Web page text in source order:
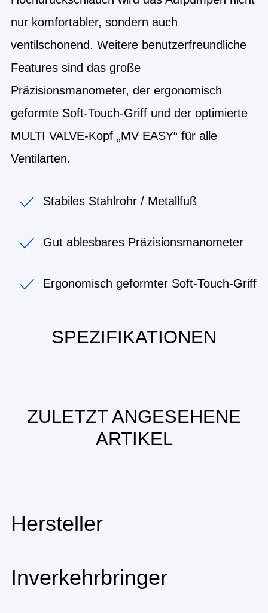
nur komfortabler, sondern auch
ventilschonend. Weitere benutzerfreundliche
Features sind das große
Präzisionsmanometer, der ergonomisch
geformte Soft-Touch-Griff und der optimierte
MULTI VALVE-Kopf „MV EASY“ für alle
Ventilarten.
Stabiles Stahlrohr / Metallfuß
Gut ablesbares Präzisionsmanometer
Ergonomisch geformter Soft-Touch-Griff
SPEZIFIKATIONEN
ZULETZT ANGESEHENE
ARTIKEL
Hersteller
Inverkehrbringer